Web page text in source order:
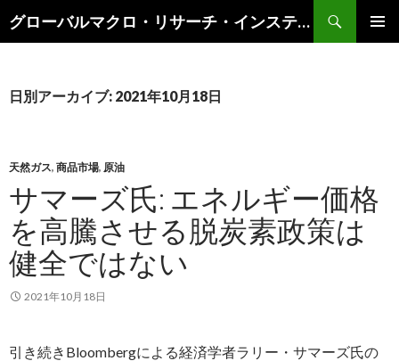
グローバルマクロ・リサーチ・インスティテュート
索
ン
キ
ッ
プ
日別アーカイブ: 2021年10月18日
天然ガス, 商品市場, 原油
サマーズ氏: エネルギー価格
を高騰させる脱炭素政策は
健全ではない
2021年10月18日
引き続きBloombergによる経済学者ラリー・サマーズ氏の